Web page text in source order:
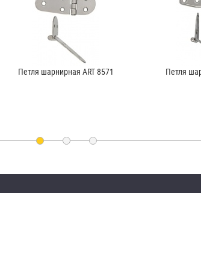
Петля шарнирная ART 8571 Петля